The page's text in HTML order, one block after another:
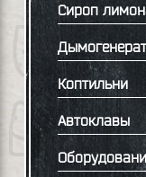
Сироп
Коптильни
Автоклавы